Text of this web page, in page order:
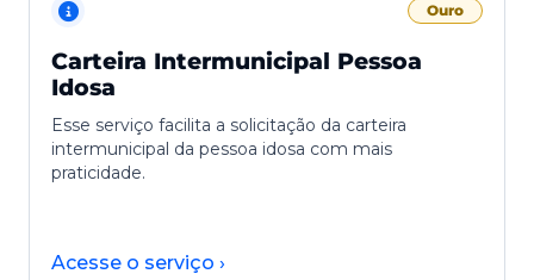
Ouro
Carteira Intermunicipal Pessoa
Idosa
Esse serviço facilita a solicitação da carteira
intermunicipal da pessoa idosa com mais
praticidade.
Acesse o serviço ›